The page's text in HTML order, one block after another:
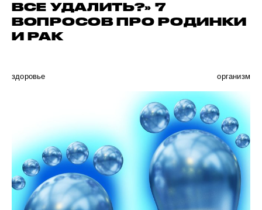
ВСЕ УДАЛИТЬ?» 7
ВОПРОСОВ ПРО РОДИНКИ
И РАК
здоровье организм